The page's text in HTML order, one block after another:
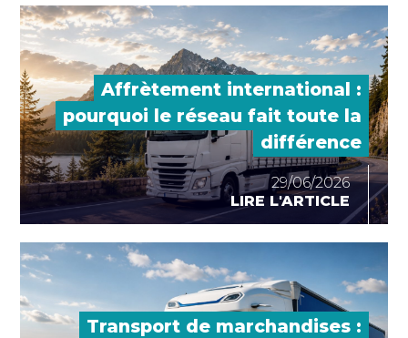
Affrètement international :
pourquoi le réseau fait toute la
différence
29/06/2026
LIRE L'ARTICLE
Transport de marchandises :